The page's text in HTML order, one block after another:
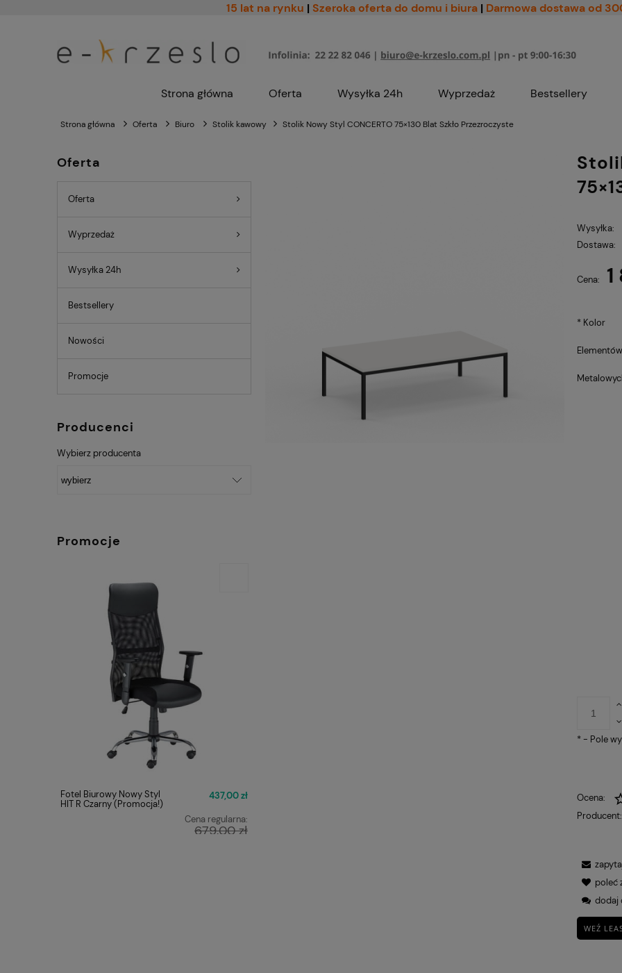
15 lat na rynku | Szeroka oferta do domu i biura | Darmowa dostawa od
Strona główna Oferta Wysyłka 24h Wyprzedaż Bestsellery
Strona główna Oferta Biuro Stolik kawowy Stolik Nowy Styl CONCERTO 75×130 Blat Szkło Przezroczyste
Oferta
Oferta
Wyprzedaż
Wysyłka 24h
Bestsellery
Nowości
Promocje
Producenci
Wybierz producenta
Promocje
Fotel Biurowy Nowy Styl
HIT R Czarny (Promocja!)
437,00 zł
Cena regularna:
679,00 zł
FOTEL OBROTOWY VIRE
Wysyłka:
Dostawa:
Cena nie zawiera
Cena:
* Kolor
Elementów
*- Pole
Ocena:
Producent:
poleć
dodaj
WEŹ